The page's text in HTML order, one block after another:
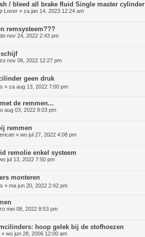
/ bleed all brake fluid Single master cylinder
Lover » za jan 14, 2023 12:24 am
remsysteem???
do nov 24, 2022 2:43 pm
schijf
zo nov 06, 2022 12:27 pm
geen druk
» za aug 13, 2022 7:00 pm
de remmen...
aug 03, 2022 8:03 pm
remmen
» wo jul 27, 2022 4:08 pm
remolie enkel systeem
jul 13, 2022 7:50 pm
monteren
» ma jun 20, 2022 2:42 pm
mei 08, 2022 8:53 pm
hoop gelek bij de stofhoezen
» wo jun 28, 2006 12:00 am